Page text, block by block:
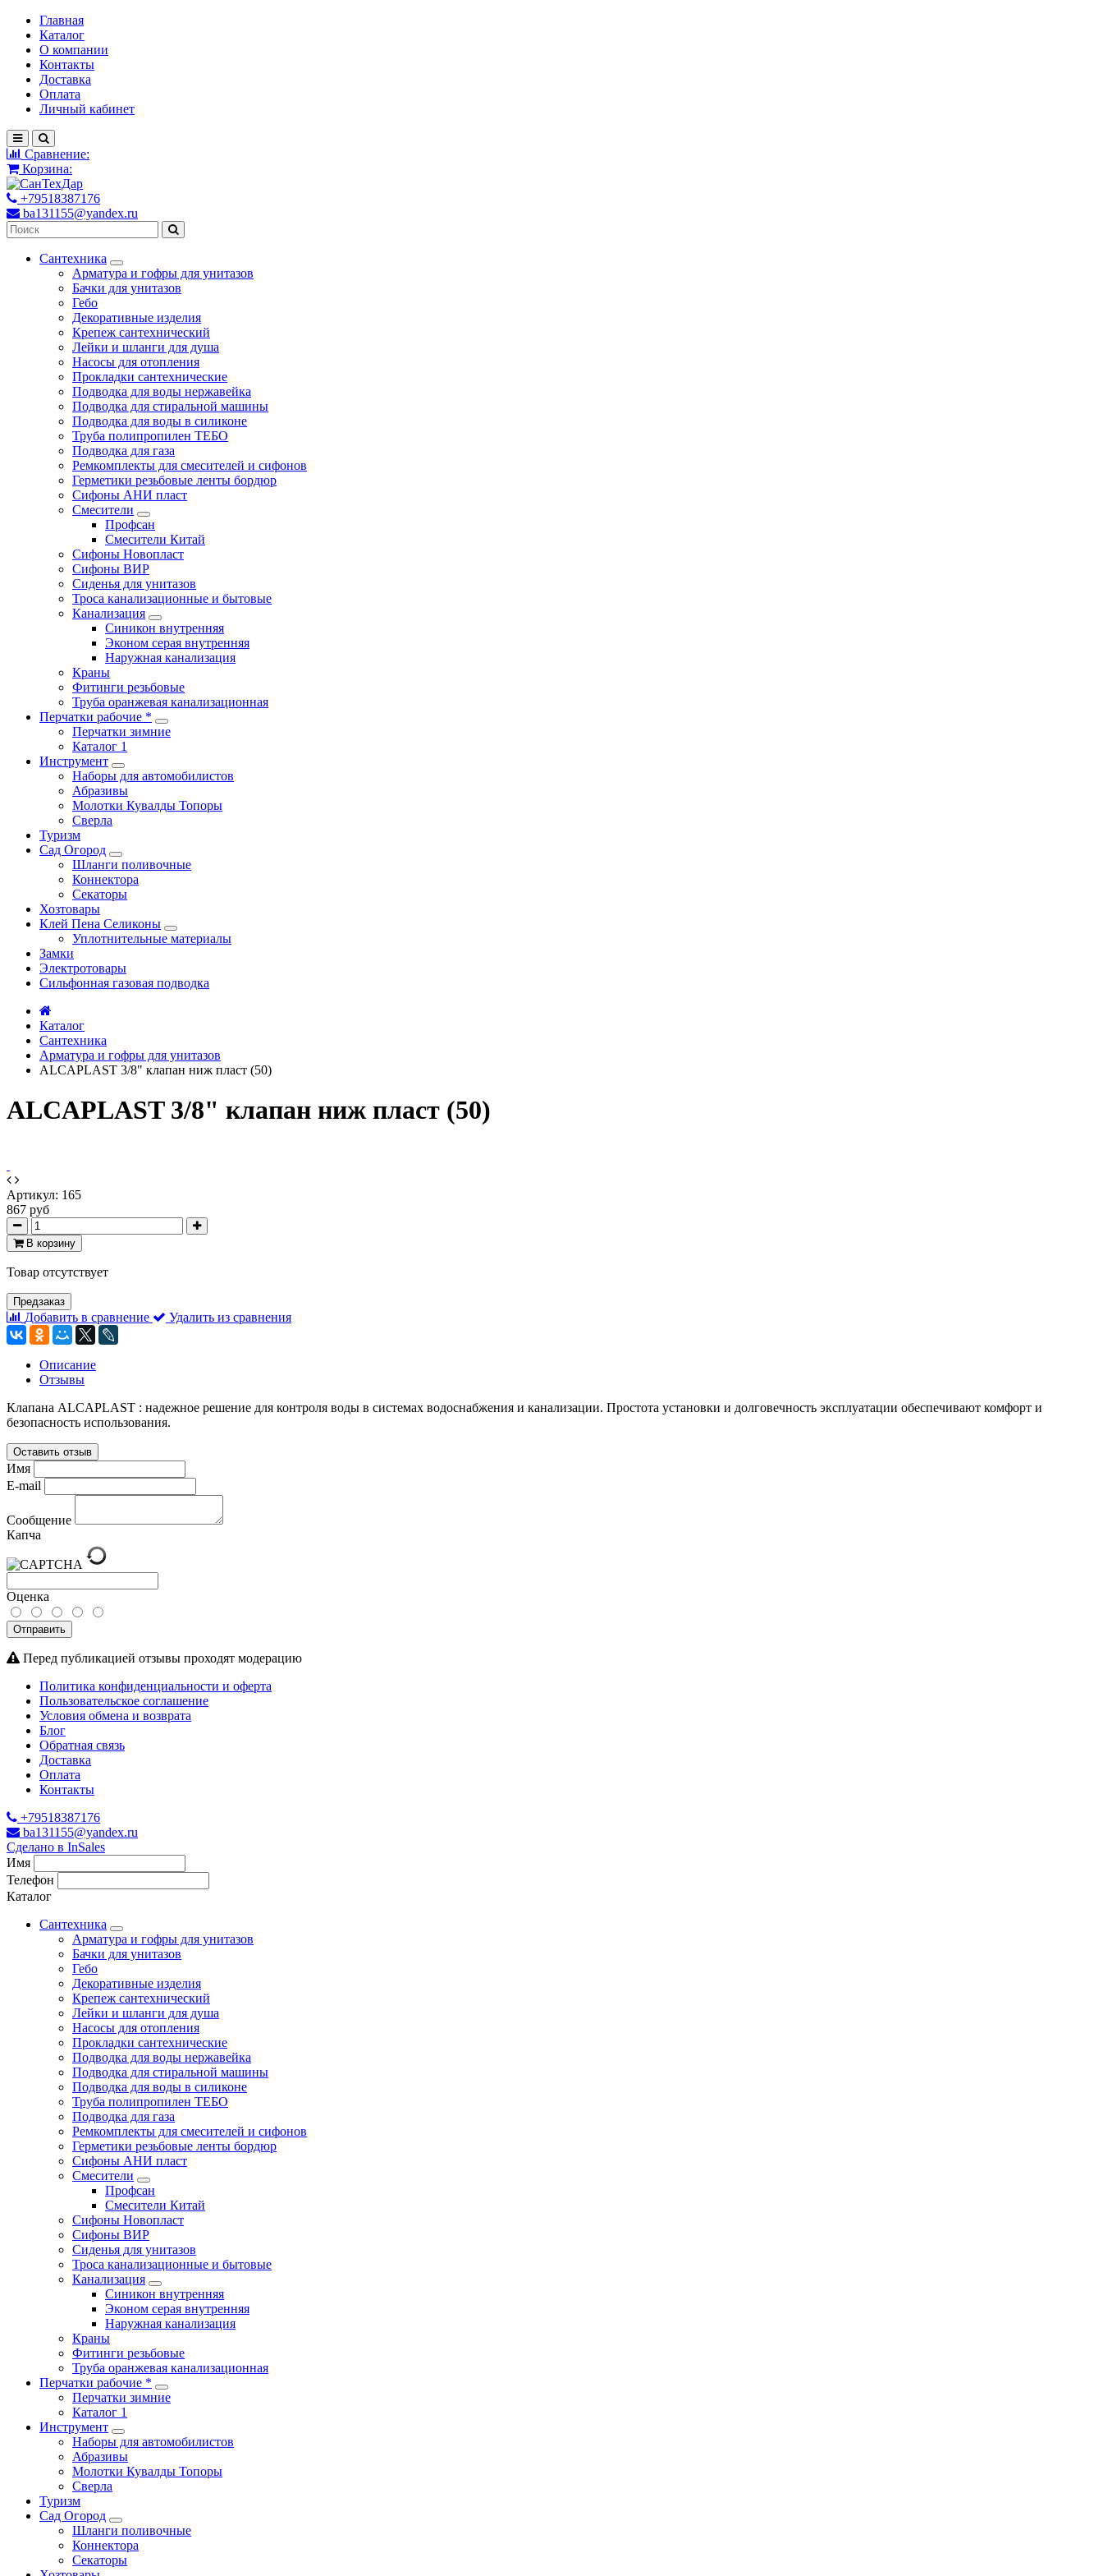
Главная
Каталог
О компании
Контакты
Доставка
Оплата
Личный кабинет
Сравнение:
Корзина:
+79518387176
ba131155@yandex.ru
Сантехника
Арматура и гофры для унитазов
Бачки для унитазов
Гебо
Декоративные изделия
Крепеж сантехнический
Лейки и шланги для душа
Насосы для отопления
Прокладки сантехнические
Подводка для воды нержавейка
Подводка для стиральной машины
Подводка для воды в силиконе
Труба полипропилен ТЕБО
Подводка для газа
Ремкомплекты для смесителей и сифонов
Герметики резьбовые ленты бордюр
Сифоны АНИ пласт
Смесители
Профсан
Смесители Китай
Сифоны Новопласт
Сифоны ВИР
Сиденья для унитазов
Троса канализационные и бытовые
Канализация
Синикон внутренняя
Эконом серая внутренняя
Наружная канализация
Краны
Фитинги резьбовые
Труба оранжевая канализационная
Перчатки рабочие *
Перчатки зимние
Каталог 1
Инструмент
Наборы для автомобилистов
Абразивы
Молотки Кувалды Топоры
Сверла
Туризм
Сад Огород
Шланги поливочные
Коннектора
Секаторы
Хозтовары
Клей Пена Селиконы
Уплотнительные материалы
Замки
Электротовары
Сильфонная газовая подводка
Каталог
Сантехника
Арматура и гофры для унитазов
ALCAPLAST 3/8" клапан ниж пласт (50)
ALCAPLAST 3/8" клапан ниж пласт (50)
Артикул: 165
867 руб
В корзину
Товар отсутствует
Предзаказ
Добавить в сравнение Удалить из сравнения
Описание
Отзывы
Клапана ALCAPLAST : надежное решение для контроля воды в системах водоснабжения и канализации. Простота установки и долговечность эксплуатации обеспечивают комфорт и
безопасность использования.
Оставить отзыв
Имя
E-mail
Сообщение
Капча
Оценка
Отправить
Перед публикацией отзывы проходят модерацию
Политика конфиденциальности и оферта
Пользовательское соглашение
Условия обмена и возврата
Блог
Обратная связь
Доставка
Оплата
Контакты
+79518387176
ba131155@yandex.ru
Сделано в InSales
Имя
Телефон
Каталог
Сантехника
Арматура и гофры для унитазов
Бачки для унитазов
Гебо
Декоративные изделия
Крепеж сантехнический
Лейки и шланги для душа
Насосы для отопления
Прокладки сантехнические
Подводка для воды нержавейка
Подводка для стиральной машины
Подводка для воды в силиконе
Труба полипропилен ТЕБО
Подводка для газа
Ремкомплекты для смесителей и сифонов
Герметики резьбовые ленты бордюр
Сифоны АНИ пласт
Смесители
Профсан
Смесители Китай
Сифоны Новопласт
Сифоны ВИР
Сиденья для унитазов
Троса канализационные и бытовые
Канализация
Синикон внутренняя
Эконом серая внутренняя
Наружная канализация
Краны
Фитинги резьбовые
Труба оранжевая канализационная
Перчатки рабочие *
Перчатки зимние
Каталог 1
Инструмент
Наборы для автомобилистов
Абразивы
Молотки Кувалды Топоры
Сверла
Туризм
Сад Огород
Шланги поливочные
Коннектора
Секаторы